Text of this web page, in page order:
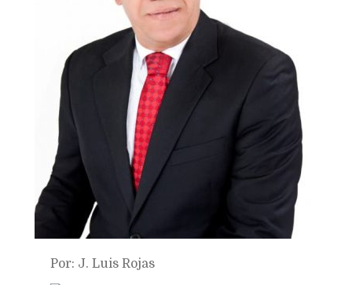
Por: J. Luis Rojas